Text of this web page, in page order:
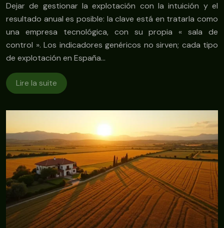
Dejar de gestionar la explotación con la intuición y el
resultado anual es posible: la clave está en tratarla como
una empresa tecnológica, con su propia « sala de
control ». Los indicadores genéricos no sirven; cada tipo
de explotación en España…
Lire la suite